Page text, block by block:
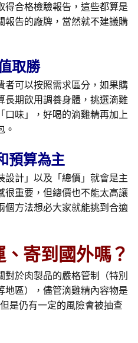
得合格檢驗報告，這些都算是
報告的廠牌，當然就不建議購
取勝
者可以按照需求區分，如果購
長期飲用調養身體，挑選滴雞
口味」，好喝的滴雞精再加上
。
預算為主
設計」以及「總價」就會是主
很重要，但總價也不能太高讓
個方法想必大家就能挑到合適
寄到國外嗎？
於肉製品的嚴格管制（特別
地區），儘管滴雞精內容物是
是仍有一定的風險會被抽查